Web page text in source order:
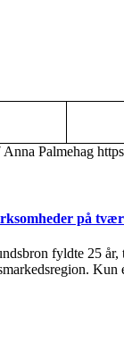
Anna Palmehag
på
fyldte 25